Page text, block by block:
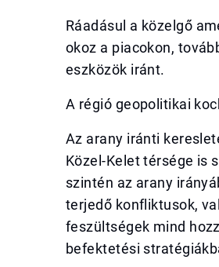
Ráadásul a közelgő
okoz a piacokon,
eszközök iránt.
A régió geopolitikai
Az arany iránti
Közel-Kelet térsége is
szintén az arany
terjedő konfliktusok,
feszültségek mind
befektetési